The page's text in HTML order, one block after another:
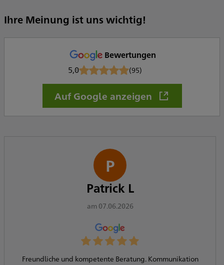
Ihre Meinung ist uns wichtig!
Bewertungen
5,0
(95)
Auf Google anzeigen
P
Patrick L
am 07.06.2026
Bewertung: 5.0
Freundliche und kompetente Beratung. Kommunikation